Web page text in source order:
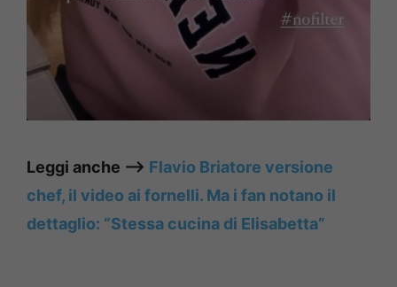
Leggi anche —-> Flavio Briatore versione
chef, il video ai fornelli. Ma i fan notano il
dettaglio: “Stessa cucina di Elisabetta”